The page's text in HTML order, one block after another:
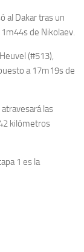
al Dakar tras un
de Nikolaev.
(#513),
a 17m19s de
las
kilómetros
1 es la